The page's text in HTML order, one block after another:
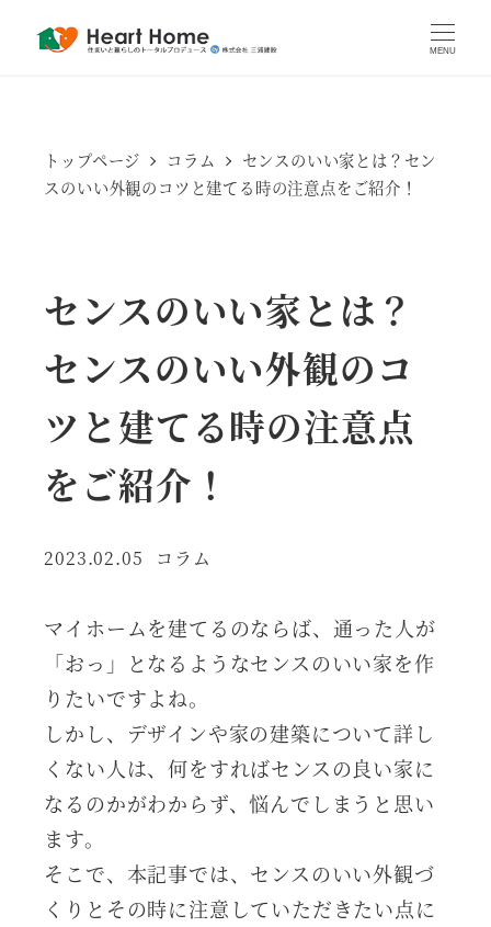
MENU
トップページ コラム
センスのいい家とは？セン
スのいい外観のコツと建てる時の注意点をご紹介！
センスのいい家とは？
センスのいい外観のコ
ツと建てる時の注意点
をご紹介！
投稿日
2023.02.05 カテゴリー
コラム
マイホームを建てるのならば、通った人が
「おっ」となるようなセンスのいい家を作
りたいですよね。
しかし、デザインや家の建築について詳し
くない人は、何をすればセンスの良い家に
なるのかがわからず、悩んでしまうと思い
ます。
そこで、本記事では、センスのいい外観づ
くりとその時に注意していただきたい点に